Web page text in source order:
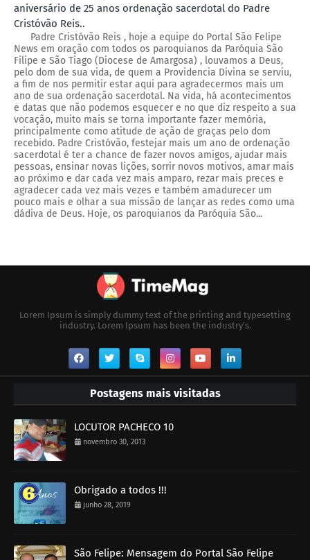
aniversário de 25 anos ordenação sacerdotal do Padre
Cristóvão Reis..
Padre Cristóvão Reis , hoje a equipe do Portal São Felipe
News em oração com todos os paroquianos da Paróquia São
Filipe e São Tiago (Diocese de Amargosa) , louvamos a Deus,
pelo dom de sua vida, de quem a Providencia Divina se serviu,
a fim de nos permitir estar aqui para agradecermos mais um
ano de sua ordenação sacerdotal. Na vida, há acontecimentos
e datas que não podemos esquecer e no que diz respeito a sua
vocação, muito mais se torna importante fazer memória,
principalmente como atitude de ação de graças pelo dom
recebido. Padre Cristóvão, festejar mais um ano de ordenação
sacerdotal é ter a chance de fazer novos amigos, ajudar mais
pessoas, ensinar novas lições, sorrir novos motivos, amar mais
ao próximo e dar cada vez mais amparo, rezar mais preces e
agradecer cada vez mais vezes e também amadurecer um
pouco mais e olhar a sua missão de lançar as redes como uma
dádiva de Deus. Hoje, os paroquianos da Paróquia São...
Lorem Ipsum is simply dummy text of the printing and typesetting
industry. Lorem Ipsum has been the industry's.
Postagens mais visitadas
LOCUTOR PACHECO 10
novembro 30, 2013
Obrigado a todos !!!
junho 28, 2019
São Felipe: Mensagem do Portal São Felipe